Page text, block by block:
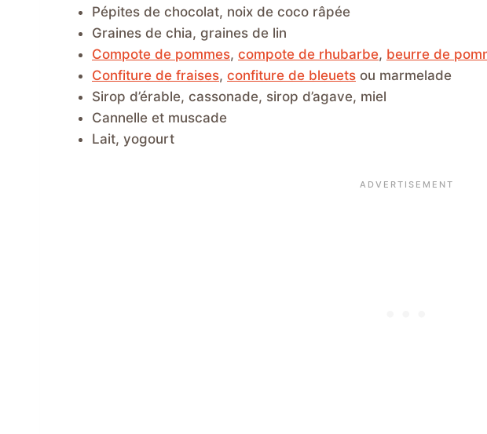
Pépites de chocolat, noix de coco râpée
Graines de chia, graines de lin
Compote de pommes, compote de rhubarbe, beurre de
Confiture de fraises, confiture de bleuets ou marmelade
Sirop d’érable, cassonade, sirop d’agave, miel
Cannelle et muscade
Lait, yogourt